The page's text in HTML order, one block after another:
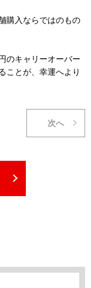
購入ならではのもの
のキャリーオーバー
ことが、幸運へより
次へ